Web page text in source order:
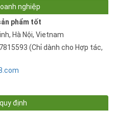
nghiệp
phẩm tốt
Hà Nội, Vietnam
(Chỉ dành cho Hợp tác,
định